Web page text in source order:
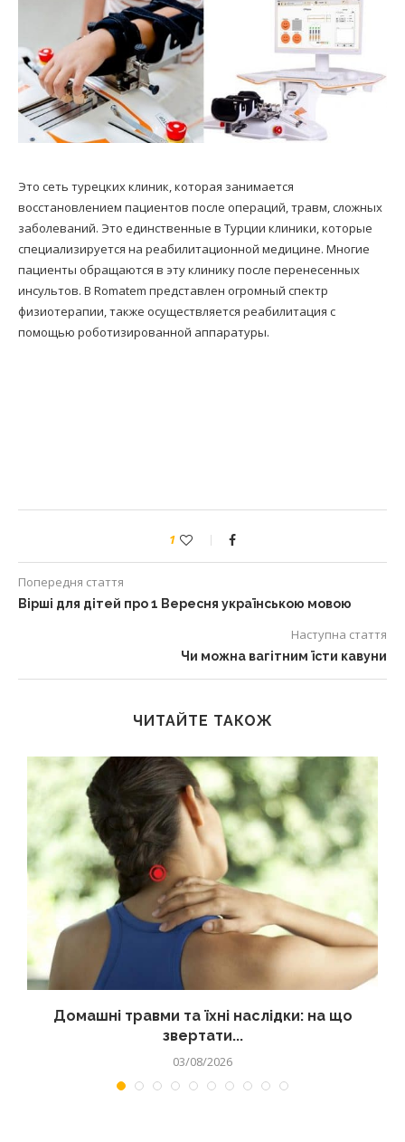
Это сеть турецких клиник, которая занимается
восстановлением пациентов после операций, травм, сложных
заболеваний. Это единственные в Турции клиники, которые
специализируется на реабилитационной медицине. Многие
пациенты обращаются в эту клинику после перенесенных
инсультов. В Romatem представлен огромный спектр
физиотерапии, также осуществляется реабилитация с
помощью роботизированной аппаратуры.
1
Попередня стаття
Вірші для дітей про 1 Вересня українською мовою
Наступна стаття
Чи можна вагітним їсти кавуни
ЧИТАЙТЕ ТАКОЖ
Домашні травми та їхні наслідки: на що
звертати...
03/08/2026